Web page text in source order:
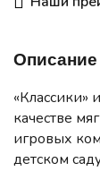
Описание
«Классики»
качестве
игровых
детском